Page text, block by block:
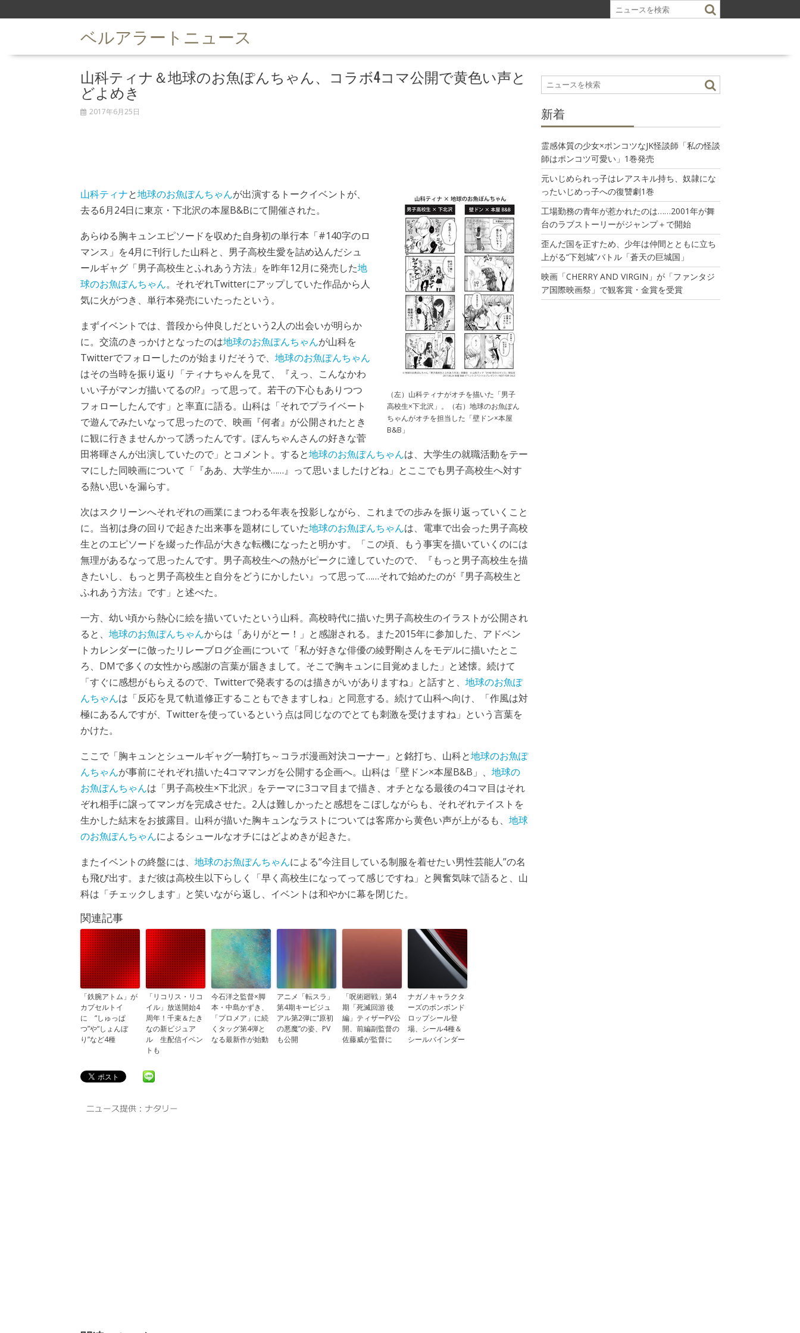
k
ベルアラートニュース
山科ティナ＆地球のお魚ぽんちゃん、コラボ4コマ公開で黄色い声と
どよめき
2017年6月25日
（左）山科ティナがオチを描いた「男子
高校生×下北沢」。（右）地球のお魚ぽん
ちゃんがオチを担当した「壁ドン×本屋
B&B」
山科ティナと地球のお魚ぽんちゃんが出演するトークイベントが、
去る6月24日に東京・下北沢の本屋B&Bにて開催された。
あらゆる胸キュンエピソードを収めた自身初の単行本「#140字のロ
マンス」を4月に刊行した山科と、男子高校生愛を詰め込んだシュ
ールギャグ「男子高校生とふれあう方法」を昨年12月に発売した地
球のお魚ぽんちゃん。それぞれTwitterにアップしていた作品から人
気に火がつき、単行本発売にいたったという。
まずイベントでは、普段から仲良しだという2人の出会いが明らか
に。交流のきっかけとなったのは地球のお魚ぽんちゃんが山科を
Twitterでフォローしたのが始まりだそうで、 地球のお魚ぽんちゃん
はその当時を振り返り「ティナちゃんを見て、『えっ、こんなかわ
いい子がマンガ描いてるの!?』って思って。若干の下心もありつつ
フォローしたんです」と率直に語る。山科は「それでプライベート
で遊んでみたいなって思ったので、映画『何者』が公開されたとき
に観に行きませんかって誘ったんです。ぽんちゃんさんの好きな菅
田将暉さんが出演していたので」とコメント。すると地球のお魚ぽんちゃんは、大学生の就職活動をテー
マにした同映画について「『ああ、大学生か……』って思いましたけどね」とここでも男子高校生へ対す
る熱い思いを漏らす。
次はスクリーンへそれぞれの画業にまつわる年表を投影しながら、これまでの歩みを振り返っていくこと
に。当初は身の回りで起きた出来事を題材にしていた地球のお魚ぽんちゃんは、電車で出会った男子高校
生とのエピソードを綴った作品が大きな転機になったと明かす。「この頃、もう事実を描いていくのには
無理があるなって思ったんです。男子高校生への熱がピークに達していたので、『もっと男子高校生を描
きたいし、もっと男子高校生と自分をどうにかしたい』って思って……それで始めたのが『男子高校生と
ふれあう方法』です」と述べた。
一方、幼い頃から熱心に絵を描いていたという山科。高校時代に描いた男子高校生のイラストが公開され
ると、 地球のお魚ぽんちゃんからは「ありがとー！」と感謝される。また2015年に参加した、アドベン
トカレンダーに倣ったリレーブログ企画について「私が好きな俳優の綾野剛さんをモデルに描いたとこ
ろ、DMで多くの女性から感謝の言葉が届きまして。そこで胸キュンに目覚めました」と述懐。続けて
「すぐに感想がもらえるので、Twitterで発表するのは描きがいがありますね」と話すと、 地球のお魚ぽ
んちゃんは「反応を見て軌道修正することもできますしね」と同意する。続けて山科へ向け、「作風は対
極にあるんですが、Twitterを使っているという点は同じなのでとても刺激を受けますね」という言葉を
かけた。
ここで「胸キュンとシュールギャグ一騎打ち～コラボ漫画対決コーナー」と銘打ち、山科と地球のお魚ぽ
んちゃんが事前にそれぞれ描いた4コママンガを公開する企画へ。山科は「壁ドン×本屋B&B」、 地球の
お魚ぽんちゃんは「男子高校生×下北沢」をテーマに3コマ目まで描き、オチとなる最後の4コマ目はそれ
ぞれ相手に譲ってマンガを完成させた。2人は難しかったと感想をこぼしながらも、それぞれテイストを
生かした結末をお披露目。山科が描いた胸キュンなラストについては客席から黄色い声が上がるも、 地球
のお魚ぽんちゃんによるシュールなオチにはどよめきが起きた。
またイベントの終盤には、 地球のお魚ぽんちゃんによる“今注目している制服を着せたい男性芸能人”の名
も飛び出す。まだ彼は高校生以下らしく「早く高校生になってって感じですね」と興奮気味で語ると、山
科は「チェックします」と笑いながら返し、イベントは和やかに幕を閉じた。
関連記事
「鉄腕アトム」が
カプセルトイ
に “しゅっぱ
つ”や“しょんぼ
り”など4種
「リコリス・リコ
イル」放送開始4
周年！千束＆たき
なの新ビジュア
ル 生配信イベン
トも
今石洋之監督×脚
本・中島かずき、
「プロメア」に続
くタッグ第4弾と
なる最新作が始動
アニメ「転スラ」
第4期キービジュ
アル第2弾に“原初
の悪魔”の姿、PV
も公開
「呪術廻戦」第4
期「死滅回游 後
編」ティザーPV公
開、前編副監督の
佐藤威が監督に
ナガノキャラクタ
ーズのボンボンド
ロップシール登
場、シール4種＆
シールバインダー
新着
霊感体質の少女×ポンコツなJK怪談師「私の怪談
師はポンコツ可愛い」1巻発売
元いじめられっ子はレアスキル持ち、奴隷にな
ったいじめっ子への復讐劇1巻
工場勤務の青年が惹かれたのは……2001年が舞
台のラブストーリーがジャンプ＋で開始
歪んだ国を正すため、少年は仲間とともに立ち
上がる“下剋城”バトル「蒼天の巨城国」
映画「CHERRY AND VIRGIN」が「ファンタジ
ア国際映画祭」で観客賞・金賞を受賞